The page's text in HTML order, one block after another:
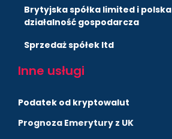
Brytyjska spółka limited i polska
działalność gospodarcza
Sprzedaż spółek ltd
Inne usługi
Podatek od kryptowalut
Prognoza Emerytury z UK